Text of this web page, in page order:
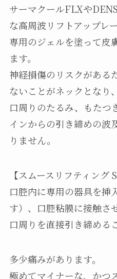
サーマクールFLXや
な高周波リフトアップレ
専用のジェルを塗って皮
ます。
神経損傷のリスクがある
ないことがネックとなり、
口周りのたるみ、もたつ
インからの引き締めの波
りません。
【スムースリフティン
口腔内に専用の器具を挿
す）、口腔粘膜に接触さ
口周りを直接引き締める
多少痛みがあります。
極めてマイナーな、かつ